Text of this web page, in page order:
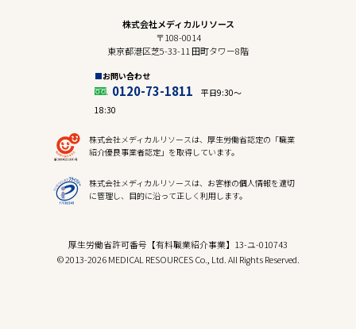
株式会社メディカルリソース
〒108-0014
東京都港区芝5-33-11 田町タワー8階
お問い合わせ
0120-73-1811
平日9:30〜
18:30
株式会社メディカルリソースは、厚生労働省認定の「職業
紹介優良事業者認定」を取得しています。
株式会社メディカルリソースは、お客様の個人情報を適切
に管理し、目的に沿って正しく利用します。
厚生労働省許可番号【有料職業紹介事業】13-ユ-010743
© 2013-2026 MEDICAL RESOURCES Co., Ltd. All Rights Reserved.